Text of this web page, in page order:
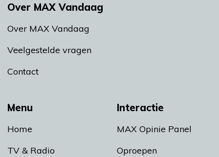
Menu
Home
TV & Radio
Interactie
MAX Opinie Panel
Oproepen
Over MAX Vandaag
Over MAX Vandaag
Veelgestelde vragen
Contact